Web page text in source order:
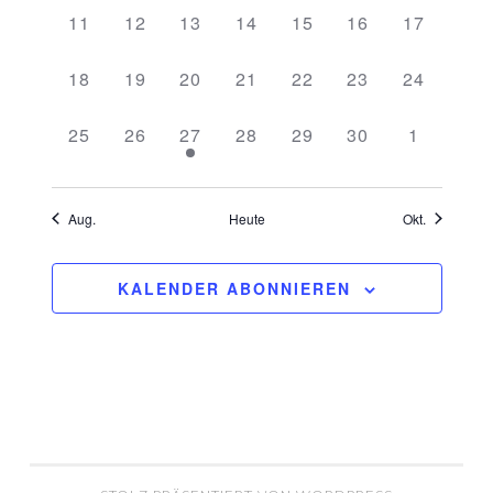
0
11
0
12
0
13
0
14
0
15
0
16
0
17
0
18
0
19
0
20
0
21
0
22
0
23
0
24
0
VERANSTALTUNGEN,
25
0
VERANSTALTUNGEN,
26
1
VERANSTALTUNG,
27
0
28
0
29
0
30
0
1
Aug. Heute Okt.
KALENDER ABONNIEREN